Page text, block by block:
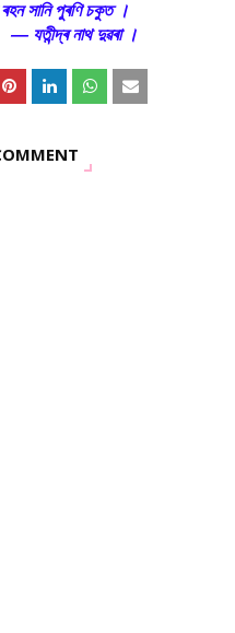
পুৰণি চকুত ।
নাথ দুৱৰা ।